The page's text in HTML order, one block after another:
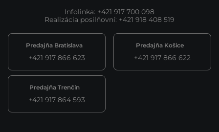
Infolinka: +421 917 700 098
Realizácia posilňovní: +421 918 408 519
Predajňa Bratislava
+421 917 866 623
Predajňa Košice
+421 917 866 622
Predajňa Trenčín
+421 917 864 593